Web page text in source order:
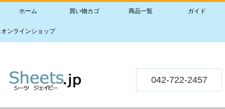
ホーム 買い物カゴ 商品一覧 ガイド
オンラインショップ
042-722-2457